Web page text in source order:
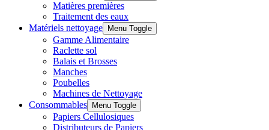
Matières premières
Traitement des eaux
Matériels nettoyage
Menu Toggle
Gamme Alimentaire
Raclette sol
Balais et Brosses
Manches
Poubelles
Machines de Nettoyage
Consommables
Menu Toggle
Papiers Cellulosiques
Distributeurs de Papiers